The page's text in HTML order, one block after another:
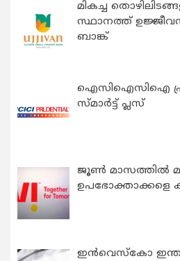
മികച്ച
സ്ഥാനത്ത്
ബാങ്ക്
ഐസിഐസിഐ പ്രു
സ്മാർട്ട് പ്ലസ്
ജൂൺ മാസത്തിൽ
ഉപഭോക്താക്കളെ
ഇന്‍വെസ്കോ